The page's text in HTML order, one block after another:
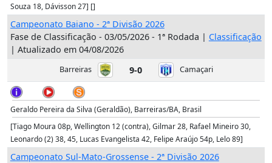
Souza 18, Dávisson 27] []
Campeonato Baiano - 2ª Divisão 2026
Fase de Classificação - 03/05/2026 - 1ª Rodada | Classificação
| Atualizado em 04/08/2026
Barreiras 9-0 Camaçari
Geraldo Pereira da Silva (Geraldão), Barreiras/BA, Brasil
[Tiago Moura 08p, Wellington 12 (contra), Gilmar 28, Rafael Mineiro 30,
Leonardo (2) 38, 45, Lucas Evangelista 42, Felipe Araújo 54p, Lelo 89]
Campeonato Sul-Mato-Grossense - 2ª Divisão 2026